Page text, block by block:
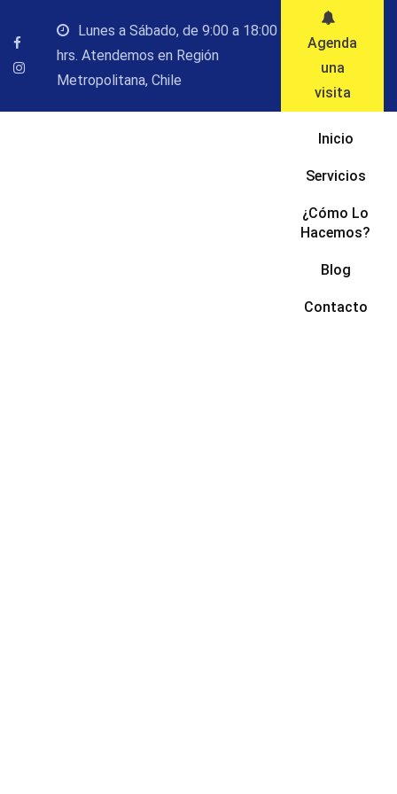
contenido
Lunes a Sábado, de 9:00 a 18:00
hrs. Atendemos en Región
Metropolitana, Chile
Agenda
una
visita
Inicio
Servicios
¿Cómo Lo
Hacemos?
Blog
Contacto